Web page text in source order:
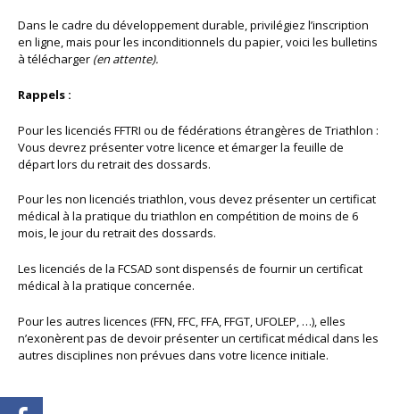
Dans le cadre du développement durable, privilégiez l’inscription
en ligne, mais pour les inconditionnels du papier, voici les bulletins
à télécharger (en attente).
Rappels :
Pour les licenciés FFTRI ou de fédérations étrangères de Triathlon :
Vous devrez présenter votre licence et émarger la feuille de
départ lors du retrait des dossards.
Pour les non licenciés triathlon, vous devez présenter un certificat
médical à la pratique du triathlon en compétition de moins de 6
mois, le jour du retrait des dossards.
Les licenciés de la FCSAD sont dispensés de fournir un certificat
médical à la pratique concernée.
Pour les autres licences (FFN, FFC, FFA, FFGT, UFOLEP, …), elles
n’exonèrent pas de devoir présenter un certificat médical dans les
autres disciplines non prévues dans votre licence initiale.